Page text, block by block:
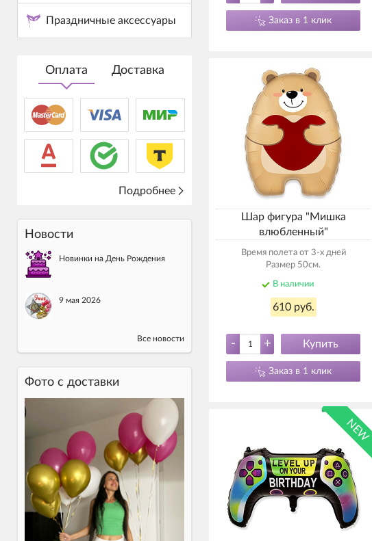
Праздничные аксессуары
Оплата Доставка
Подробнее
Новости
Новинки на День Рождения
9 мая 2026
Все новости
Фото c доставки
Заказ в 1 клик
Шар фигура "Мишка
влюбленный"
Время полета от 3-х дней
Размер 50см.
В наличии
610 руб.
- + Купить
Заказ в 1 клик
NEW